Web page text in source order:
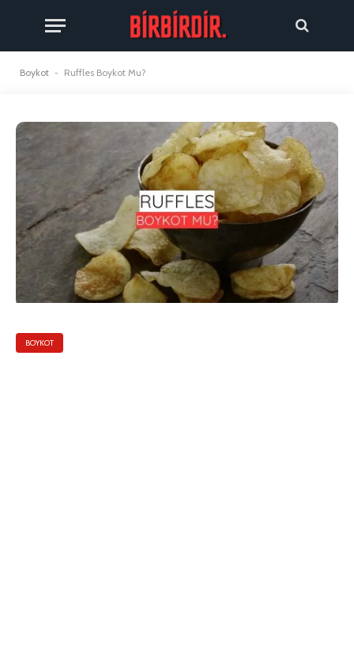
Boykot - Ruffles Boykot Mu?
BOYKOT